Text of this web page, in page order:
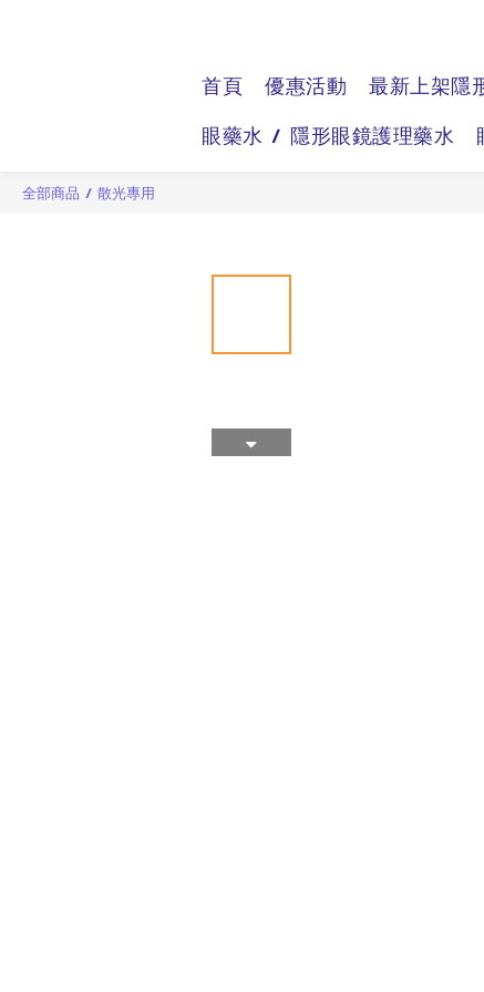
首頁 優惠活動 最新上架隱
眼藥水 / 隱形眼鏡護理藥水
全部商品 / 散光專用